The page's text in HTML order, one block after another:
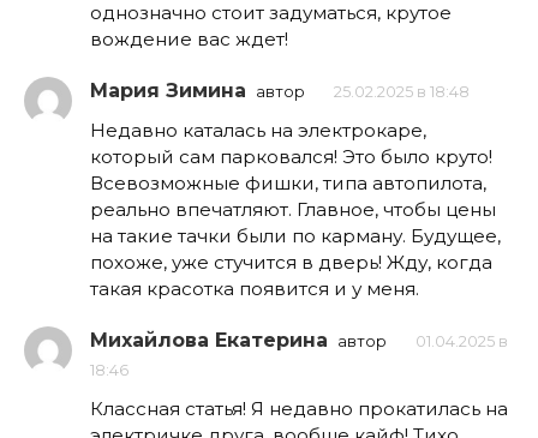
однозначно стоит задуматься, крутое
вождение вас ждет!
Мария Зимина автор 25.02.2025 в 18:48
Недавно каталась на электрокаре,
который сам парковался! Это было круто!
Всевозможные фишки, типа автопилота,
реально впечатляют. Главное, чтобы цены
на такие тачки были по карману. Будущее,
похоже, уже стучится в дверь! Жду, когда
такая красотка появится и у меня.
Михайлова Екатерина автор
01.04.2025 в
18:46
Классная статья! Я недавно прокатилась на